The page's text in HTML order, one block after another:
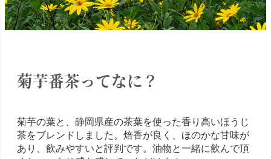
菊芋番茶ってなに？
菊芋の葉と、静岡県産の茶葉を使った香り高いほうじ
茶をブレンドしました。焙香が良く、ほのかな甘味が
あり、飲みやすいと評判です。油物と一緒に飲んで頂